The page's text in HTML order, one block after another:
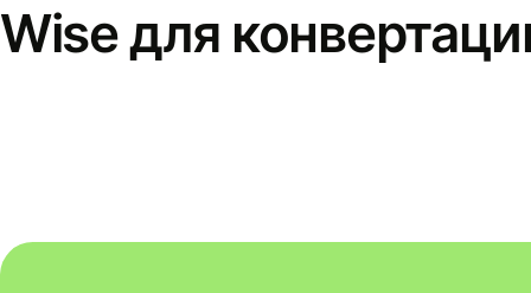
Wise для